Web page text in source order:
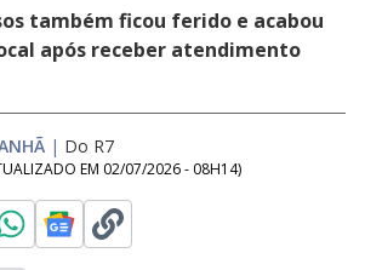
também ficou ferido e acabou
após receber atendimento
| Do R7
EM 02/07/2026 - 08H14)